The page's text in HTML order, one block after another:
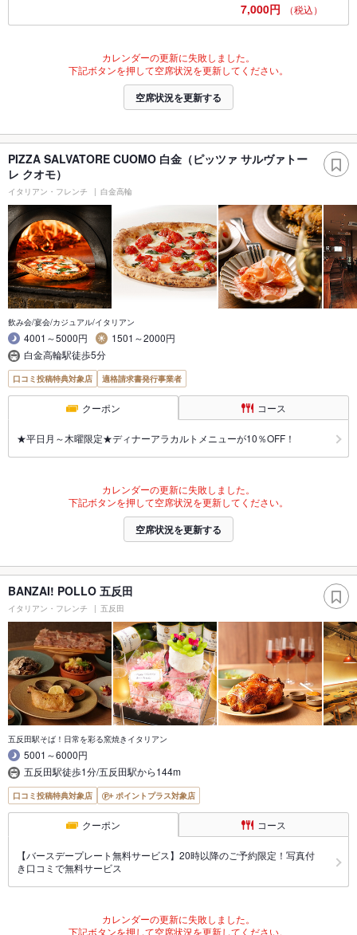
7,000円 （税込）
カレンダーの更新に失敗しました。
下記ボタンを押して空席状況を更新してください。
空席状況を更新する
PIZZA SALVATORE CUOMO 白金（ピッツァ サルヴァトー
レ クオモ）
イタリアン・フレンチ 白金高輪
飲み会/宴会/カジュアル/イタリアン
4001～5000円
1501～2000円
白金高輪駅徒歩5分
口コミ投稿特典対象店 適格請求書発行事業者
クーポン コース
★平日月～木曜限定★ディナーアラカルトメニューが10％OFF！
カレンダーの更新に失敗しました。
下記ボタンを押して空席状況を更新してください。
空席状況を更新する
BANZAI! POLLO 五反田
イタリアン・フレンチ 五反田
五反田駅そば！日常を彩る窯焼きイタリアン
5001～6000円
五反田駅徒歩1分/五反田駅から144m
口コミ投稿特典対象店 ポイントプラス対象店
クーポン コース
【バースデープレート無料サービス】20時以降のご予約限定！写真付
き口コミで無料サービス
カレンダーの更新に失敗しました。
下記ボタンを押して空席状況を更新してください。